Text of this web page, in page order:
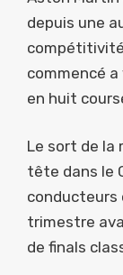
depuis une
commencé
en huit
Le sort de la
tête dans le
conducteurs
trimestre
de finals